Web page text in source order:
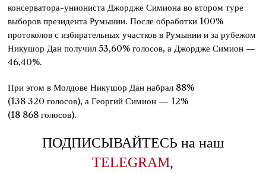
консерватора-униониста Джордже Симиона во втором туре
выборов президента Румынии. После обработки 100%
протоколов с избирательных участков в Румынии и за рубежом
Никушор Дан получил 53,60% голосов, а Джордже Симион —
46,40%.
При этом в Молдове Никушор Дан набрал 88%
(138 320 голосов), а Георгий Симион — 12%
(18 868 голосов).
ПОДПИСЫВАЙТЕСЬ на наш
TELEGRAM,